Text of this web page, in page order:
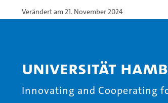
Verändert am 21. November 2024
Universität
Innovating and Cooperating